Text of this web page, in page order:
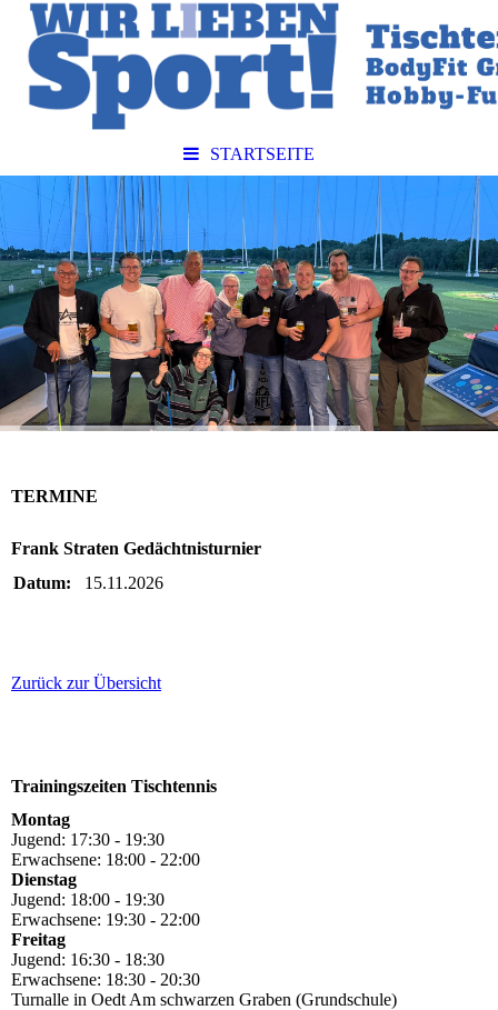
STARTSEITE
TERMINE
Frank Straten Gedächtnisturnier
Datum:
15.11.2026
Zurück zur Übersicht
Trainingszeiten Tischtennis
Montag
Jugend: 17:30 - 19:30
Erwachsene: 18:00 - 22:00
Dienstag
Jugend: 18:00 - 19:30
Erwachsene: 19:30 - 22:00
Freitag
Jugend: 16:30 - 18:30
Erwachsene: 18:30 - 20:30
Turnalle in Oedt Am schwarzen Graben (Grundschule)